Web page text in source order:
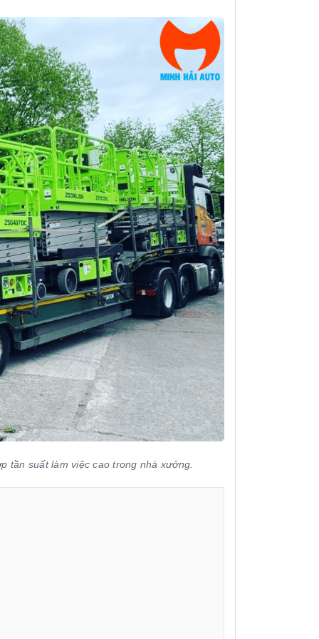
tần suất làm việc cao trong nhà xưởng.